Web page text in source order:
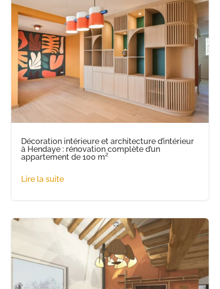
Décoration intérieure et architecture d’intérieur
à Hendaye : rénovation complète d’un
appartement de 100 m²
Lire la suite